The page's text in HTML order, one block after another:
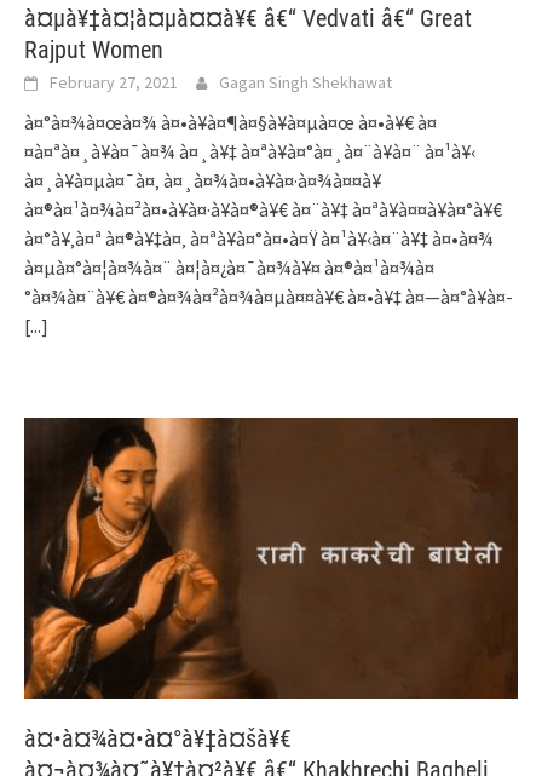
à¤µà¥‡à¤¦à¤µà¤¤à¥€ â€“ Vedvati â€“ Great
Rajput Women
February 27, 2021 Gagan Singh Shekhawat
à¤°à¤¾à¤œà¤¾ à¤•à¥à¤¶à¤§à¥à¤µà¤œ à¤•à¥€ à¤
¤à¤ªà¤¸à¥à¤¯à¤¾ à¤¸à¥‡ à¤ªà¥à¤°à¤¸à¤¨à¥à¤¨ à¤¹à¥‹
à¤¸à¥à¤µà¤¯à¤‚ à¤¸à¤¾à¤•à¥à¤·à¤¾à¤¤à¥
à¤®à¤¹à¤¾à¤²à¤•à¥à¤·à¥à¤®à¥€ à¤¨à¥‡ à¤ªà¥à¤¤à¥à¤°à¥€
à¤°à¥‚à¤ª à¤®à¥‡à¤‚ à¤ªà¥à¤°à¤•à¤Ÿ à¤¹à¥‹à¤¨à¥‡ à¤•à¤¾
à¤µà¤°à¤¦à¤¾à¤¨ à¤¦à¤¿à¤¯à¤¾à¥¤ à¤®à¤¹à¤¾à¤
°à¤¾à¤¨à¥€ à¤®à¤¾à¤²à¤¾à¤µà¤¤à¥€ à¤•à¥‡ à¤—à¤°à¥à¤­
[...]
à¤•à¤¾à¤•à¤°à¥‡à¤šà¥€
à¤¬à¤¾à¤˜à¥‡à¤²à¥€ â€“ Khakhrechi Bagheli